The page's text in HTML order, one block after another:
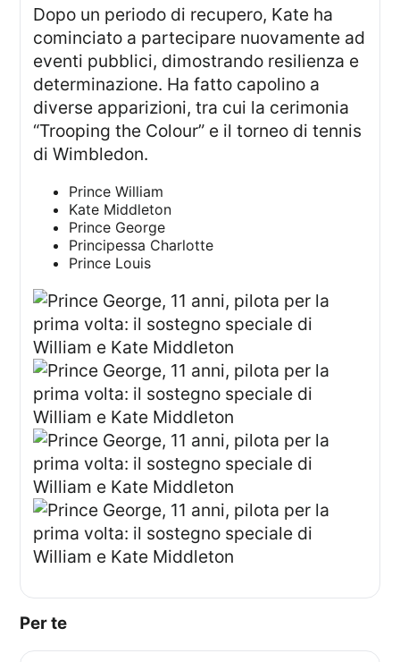
Dopo un periodo di recupero, Kate ha
cominciato a partecipare nuovamente ad
eventi pubblici, dimostrando resilienza e
determinazione. Ha fatto capolino a
diverse apparizioni, tra cui la cerimonia
“Trooping the Colour” e il torneo di tennis
di Wimbledon.
Prince William
Kate Middleton
Prince George
Principessa Charlotte
Prince Louis
Per te